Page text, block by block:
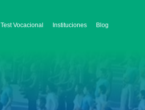
Test Vocacional Instituciones Blog